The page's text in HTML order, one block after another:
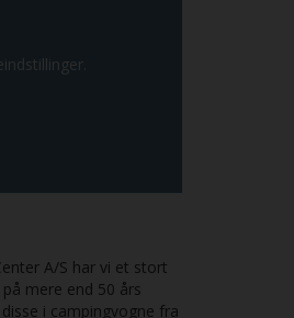
A/S har vi et stort
mere end 50 års
i campingvogne fra